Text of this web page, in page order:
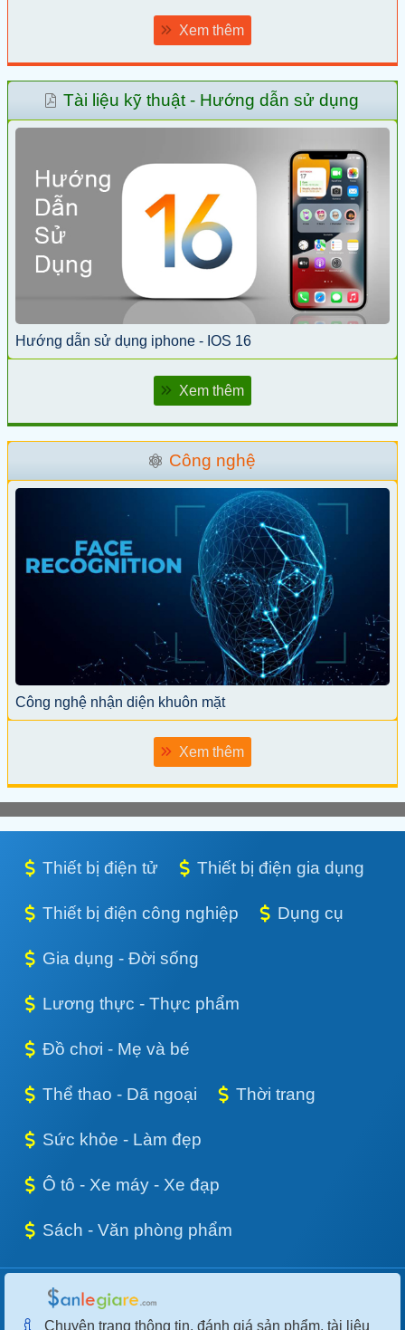
Xem thêm
Tài liệu kỹ thuật - Hướng dẫn sử dụng
Hướng dẫn sử dụng iphone - IOS 16
Xem thêm
Công nghệ
Công nghệ nhận diện khuôn mặt
Xem thêm
Thiết bị điện tử Thiết bị điện gia dụng
Thiết bị điện công nghiệp Dụng cụ
Gia dụng - Đời sống
Lương thực - Thực phẩm
Đồ chơi - Mẹ và bé
Thể thao - Dã ngoại Thời trang
Sức khỏe - Làm đẹp
Ô tô - Xe máy - Xe đạp
Sách - Văn phòng phẩm
Chuyên trang thông tin, đánh giá sản phẩm, tài liệu